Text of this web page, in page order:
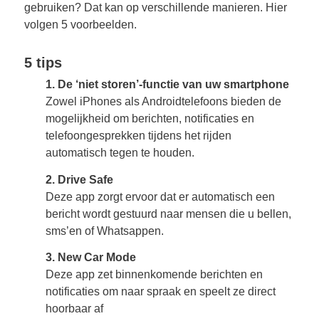
gebruiken? Dat kan op verschillende manieren. Hier
volgen 5 voorbeelden.
5 tips
1. De ‘niet storen’-functie van uw smartphone
Zowel iPhones als Androidtelefoons bieden de
mogelijkheid om berichten, notificaties en
telefoongesprekken tijdens het rijden
automatisch tegen te houden.
2. Drive Safe
Deze app zorgt ervoor dat er automatisch een
bericht wordt gestuurd naar mensen die u bellen,
sms’en of Whatsappen.
3. New Car Mode
Deze app zet binnenkomende berichten en
notificaties om naar spraak en speelt ze direct
hoorbaar af